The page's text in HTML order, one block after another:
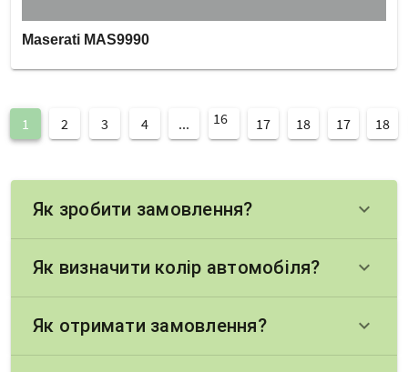
Maserati MAS9990
1 2 3 4 ... 16 17 18 17 18
Як зробити замовлення? keyboard_arrow_down
Як визначити колір автомобіля? keyboard_arrow_down
Як отримати замовлення? keyboard_arrow_down